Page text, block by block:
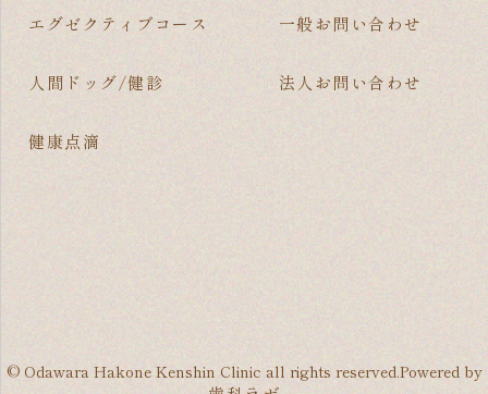
エグゼクティブコース
人間ドッグ/健診
健康点滴
一般お問い合わせ
法人お問い合わせ
© Odawara Hakone Kenshin Clinic all rights reserved.Powered by